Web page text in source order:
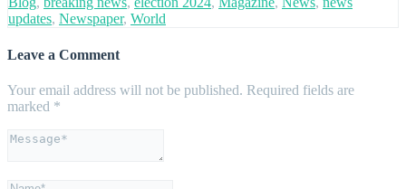
updates, Newspaper, World
Leave a Comment
Your email address will not be published. Required fields are
marked *